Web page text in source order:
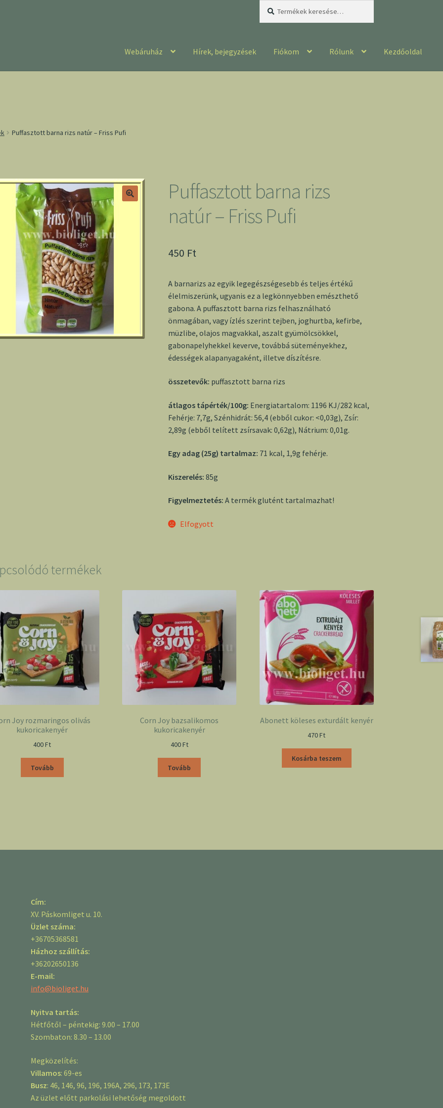
Webáruház Hírek, bejegyzések Fiókom Rólunk Kezdőoldal
Puffasztott barna rizs natúr – Friss Pufi
Puffasztott barna rizs
natúr – Friss Pufi
450 Ft
A barnarizs az egyik legegészségesebb és teljes értékű
élelmiszerünk, ugyanis ez a legkönnyebben emészthető
gabona. A puffasztott barna rizs felhasználható
önmagában, vagy ízlés szerint tejben, joghurtba, kefirbe,
müzlibe, olajos magvakkal, aszalt gyümölcsökkel,
gabonapelyhekkel keverve, továbbá süteményekhez,
édességek alapanyagaként, illetve díszítésre.
összetevők: puffasztott barna rizs
átlagos tápérték/100g: Energiatartalom: 1196 KJ/282 kcal,
Fehérje: 7,7g, Szénhidrát: 56,4 (ebből cukor: <0,03g), Zsír:
2,89g (ebből telített zsírsavak: 0,62g), Nátrium: 0,01g.
Egy adag (25g) tartalmaz: 71 kcal, 1,9g fehérje.
Kiszerelés: 85g
Figyelmeztetés: A termék glutént tartalmazhat!
Elfogyott
termékek
Joy rozmaringos olivás
kukoricakenyér
400Ft
Tovább
Corn Joy bazsalikomos
kukoricakenyér
400Ft
Tovább
Abonett köleses exturdált kenyér
470Ft
Kosárba teszem
Cím:
XV. Páskomliget u. 10.
Üzlet száma:
+36705368581
Házhoz szállítás:
+36202650136
E-mail:
info@bioliget.hu
Nyitva tartás:
Hétfőtől – péntekig: 9.00 – 17.00
Szombaton: 8.30 – 13.00
Megközelítés:
Villamos: 69-es
Busz: 46, 146, 96, 196, 196A, 296, 173, 173E
Az üzlet előtt parkolási lehetőség megoldott